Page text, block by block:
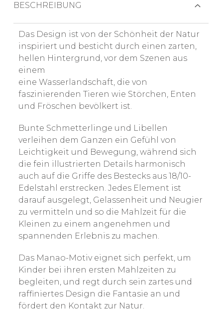
BESCHREIBUNG
Das Design ist von der Schönheit der Natur
inspiriert und besticht durch einen zarten,
hellen Hintergrund, vor dem Szenen aus
einem
eine Wasserlandschaft, die von
faszinierenden Tieren wie Störchen, Enten
und Fröschen bevölkert ist.
Bunte Schmetterlinge und Libellen
verleihen dem Ganzen ein Gefühl von
Leichtigkeit und Bewegung, während sich
die fein illustrierten Details harmonisch
auch auf die Griffe des Bestecks aus 18/10-
Edelstahl erstrecken. Jedes Element ist
darauf ausgelegt, Gelassenheit und Neugier
zu vermitteln und so die Mahlzeit für die
Kleinen zu einem angenehmen und
spannenden Erlebnis zu machen.
Das Manao-Motiv eignet sich perfekt, um
Kinder bei ihren ersten Mahlzeiten zu
begleiten, und regt durch sein zartes und
raffiniertes Design die Fantasie an und
fördert den Kontakt zur Natur.